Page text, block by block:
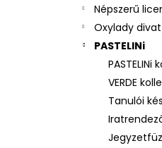
Népszerű
Oxylady
PASTELINi
PASTELINi
VERDE
Tanulói